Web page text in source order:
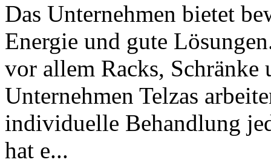
Das Unternehmen bietet
Energie und gute
vor allem Racks, Schränke
Unternehmen Telzas
individuelle Behandlung
hat e...